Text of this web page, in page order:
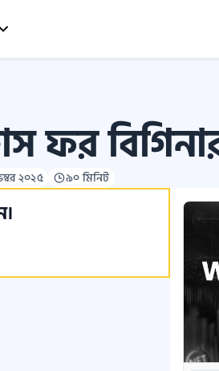
ফর
২০২৫ ৯০ মিনিট